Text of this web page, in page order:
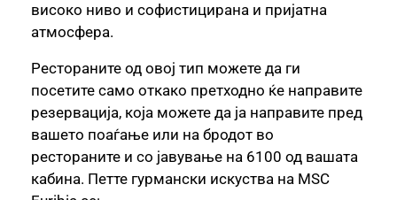
високо ниво и софистицирана и пријатна
атмосфера.
Рестораните од овој тип можете да ги
посетите само откако претходно ќе направите
резервација, која можете да ја направите пред
вашето поаѓање или на бродот во
рестораните и со јавување на 6100 од вашата
кабина. Петте гурмански искуства на MSC